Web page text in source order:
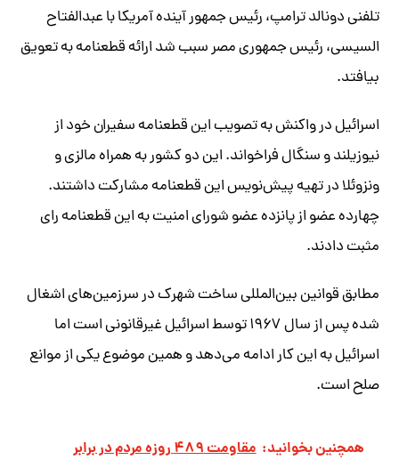
تلفنی دونالد ترامپ، رئیس جمهور آینده آمریکا با عبدالفتاح
السیسی، رئیس جمهوری مصر سبب شد ارائه قطعنامه به تعویق
بیافتد.
اسرائیل در واکنش به تصویب این قطعنامه سفیران خود از
نیوزیلند و سنگال فراخواند. این دو کشور به همراه مالزی و
ونزوئلا در تهیه پیش‌نویس این قطعنامه مشارکت داشتند.
چهارده عضو از پانزده عضو شورای امنیت به این قطعنامه رای
مثبت دادند.
مطابق قوانین بین‌المللی ساخت شهرک در سرزمین‌های اشغال
شده پس از سال ۱۹۶۷ توسط اسرائیل غیرقانونی است اما
اسرائیل به این کار ادامه می‌دهد و همین موضوع یکی از موانع
صلح است.
همچنین بخوانید: مقاومت ۴۸۹ روزه مردم در برابر